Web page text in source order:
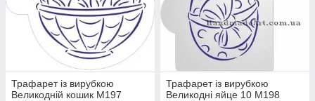
Трафарет із вирубкою
Великодній кошик М197
Трафарет із вирубкою
Великодні яйце 10 М198